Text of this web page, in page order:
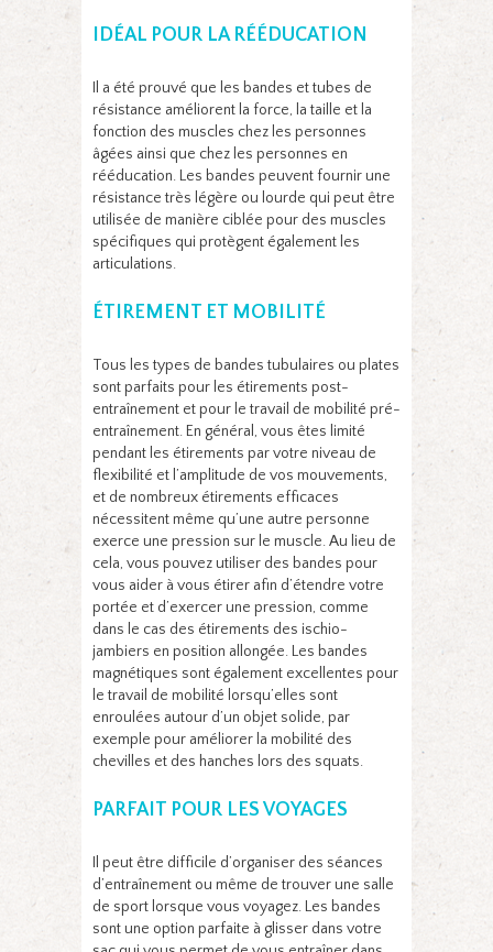
IDÉAL POUR LA RÉÉDUCATION
Il a été prouvé que les bandes et tubes de
résistance améliorent la force, la taille et la
fonction des muscles chez les personnes
âgées ainsi que chez les personnes en
rééducation. Les bandes peuvent fournir une
résistance très légère ou lourde qui peut être
utilisée de manière ciblée pour des muscles
spécifiques qui protègent également les
articulations.
ÉTIREMENT ET MOBILITÉ
Tous les types de bandes tubulaires ou plates
sont parfaits pour les étirements post-
entraînement et pour le travail de mobilité pré-
entraînement. En général, vous êtes limité
pendant les étirements par votre niveau de
flexibilité et l’amplitude de vos mouvements,
et de nombreux étirements efficaces
nécessitent même qu’une autre personne
exerce une pression sur le muscle. Au lieu de
cela, vous pouvez utiliser des bandes pour
vous aider à vous étirer afin d’étendre votre
portée et d’exercer une pression, comme
dans le cas des étirements des ischio-
jambiers en position allongée. Les bandes
magnétiques sont également excellentes pour
le travail de mobilité lorsqu’elles sont
enroulées autour d’un objet solide, par
exemple pour améliorer la mobilité des
chevilles et des hanches lors des squats.
PARFAIT POUR LES VOYAGES
Il peut être difficile d’organiser des séances
d’entraînement ou même de trouver une salle
de sport lorsque vous voyagez. Les bandes
sont une option parfaite à glisser dans votre